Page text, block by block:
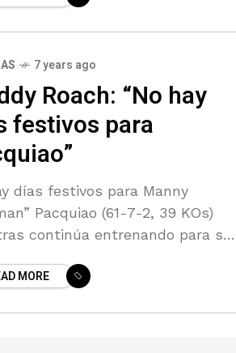
7 years ago
Roach: “No hay
festivos para
días festivos para Manny
Pacquiao (61-7-2, 39 KOs)
continúa entrenando para su
AMB Keith “One Time” Thurman
MORE